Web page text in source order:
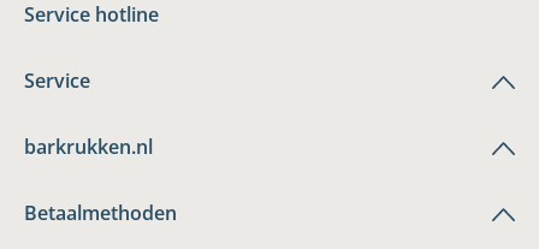
Service hotline
Service
barkrukken.nl
Betaalmethoden